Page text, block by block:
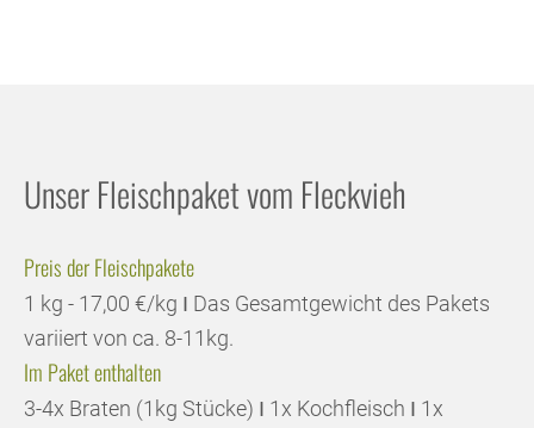
Unser Fleischpaket vom Fleckvieh
Preis der Fleischpakete
1 kg - 17,00 €/kg Ι Das Gesamtgewicht des Pakets
variiert von ca. 8-11kg.
Im Paket enthalten
3-4x Braten (1kg Stücke) Ι 1x Kochfleisch Ι 1x